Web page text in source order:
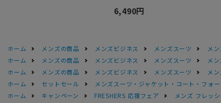
6,490円
ホーム メンズの商品 メンズビジネス メンズスーツ
メ
ホーム
メンズの商品 メンズビジネス メンズスーツ
メ
ホーム
メンズの商品 メンズビジネス メンズスーツ
メ
ホーム
セットセール
メンズスーツ・ジャケット・コート・フォ
ホーム
キャンペーン FRESHERS 応援フェア メンズ フレッ